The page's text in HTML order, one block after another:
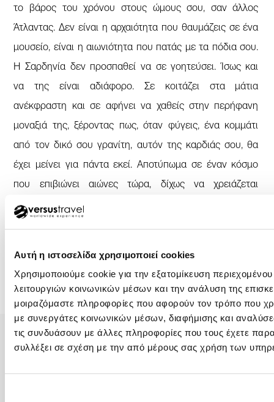
Αυτή η ιστοσελίδα χρησιμοποιεί cookies
Χρησιμοποιούμε cookie για την εξατομίκευση
λειτουργιών κοινωνικών μέσων και την ανάλυση της
μοιραζόμαστε πληροφορίες που αφορούν τον τρόπο που
με συνεργάτες κοινωνικών μέσων, διαφήμισης και
τις συνδυάσουν με άλλες πληροφορίες που τους έχετε
συλλέξει σε σχέση με την από μέρους σας χρήση των
το βάρος του χρόνου στους ώμους σου, σαν άλλος
Άτλαντας. Δεν είναι η αρχαιότητα που θαυμάζεις σε ένα
μουσείο, είναι η αιωνιότητα που πατάς με τα πόδια σου.
Η Σαρδηνία δεν προσπαθεί να σε γοητεύσει. Ίσως και
να της είναι αδιάφορο. Σε κοιτάζει στα μάτια
ανέκφραστη και σε αφήνει να χαθείς στην περήφανη
μοναξιά της, ξέροντας πως, όταν φύγεις, ένα κομμάτι
από τον δικό σου γρανίτη, αυτόν της καρδιάς σου, θα
έχει μείνει για πάντα εκεί. Αποτύπωμα σε έναν κόσμο
που επιβιώνει αιώνες τώρα, δίχως να χρειάζεται
κανέναν. Τόσο ισχυρός είναι.